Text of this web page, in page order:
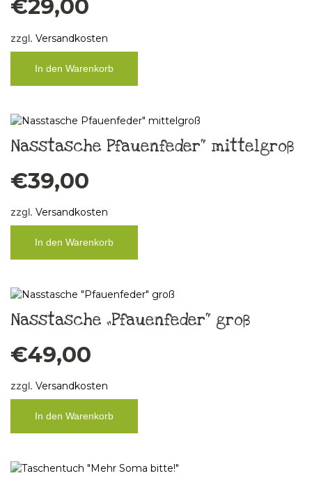
€29,00
zzgl. Versandkosten
In den Warenkorb
Nasstasche Pfauenfeder“ mittelgroß
€39,00
zzgl. Versandkosten
In den Warenkorb
Nasstasche „Pfauenfeder“ groß
€49,00
zzgl. Versandkosten
In den Warenkorb